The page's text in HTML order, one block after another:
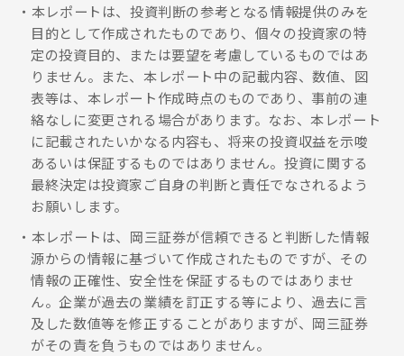
本レポートは、投資判断の参考となる情報提供のみを
目的として作成されたものであり、個々の投資家の特
定の投資目的、または要望を考慮しているものではあ
りません。また、本レポート中の記載内容、数値、図
表等は、本レポート作成時点のものであり、事前の連
絡なしに変更される場合があります。なお、本レポート
に記載されたいかなる内容も、将来の投資収益を示唆
あるいは保証するものではありません。投資に関する
最終決定は投資家ご自身の判断と責任でなされるよう
お願いします。
本レポートは、岡三証券が信頼できると判断した情報
源からの情報に基づいて作成されたものですが、その
情報の正確性、安全性を保証するものではありませ
ん。企業が過去の業績を訂正する等により、過去に言
及した数値等を修正することがありますが、岡三証券
がその責を負うものではありません。